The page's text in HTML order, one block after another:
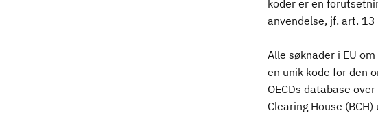
koder er en
anvendelse, jf. art. 13
Alle søknader i EU
en unik kode for den
OECDs database
Clearing House